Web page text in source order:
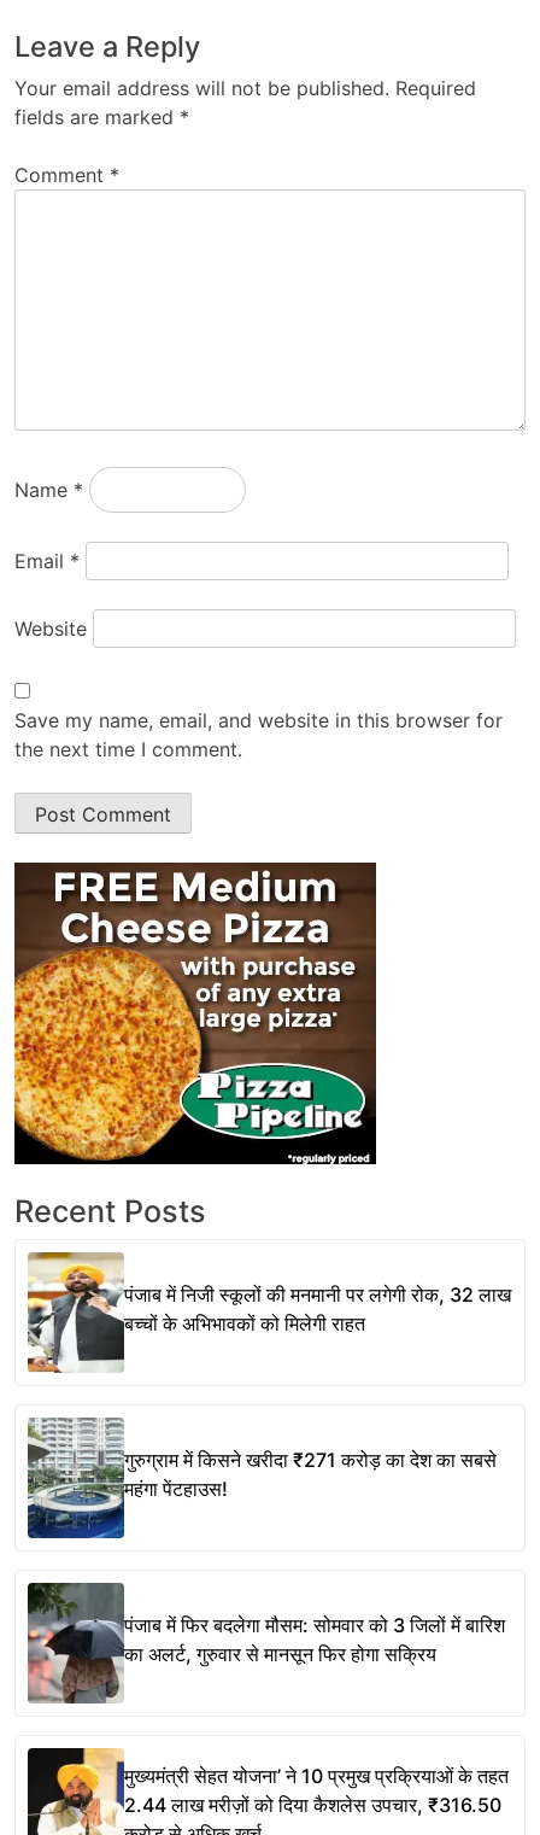
Leave a Reply
Your email address will not be published. Required
fields are marked *
Comment *
Name *
Email *
Website
Save my name, email, and website in this browser for
the next time I comment.
Recent Posts
पंजाब में निजी स्कूलों की मनमानी पर लगेगी रोक, 32 लाख
बच्चों के अभिभावकों को मिलेगी राहत
गुरुग्राम में किसने खरीदा ₹271 करोड़ का देश का सबसे
महंगा पेंटहाउस!
पंजाब में फिर बदलेगा मौसम: सोमवार को 3 जिलों में बारिश
का अलर्ट, गुरुवार से मानसून फिर होगा सक्रिय
मुख्यमंत्री सेहत योजना’ ने 10 प्रमुख प्रक्रियाओं के तहत
2.44 लाख मरीज़ों को दिया कैशलेस उपचार, ₹316.50